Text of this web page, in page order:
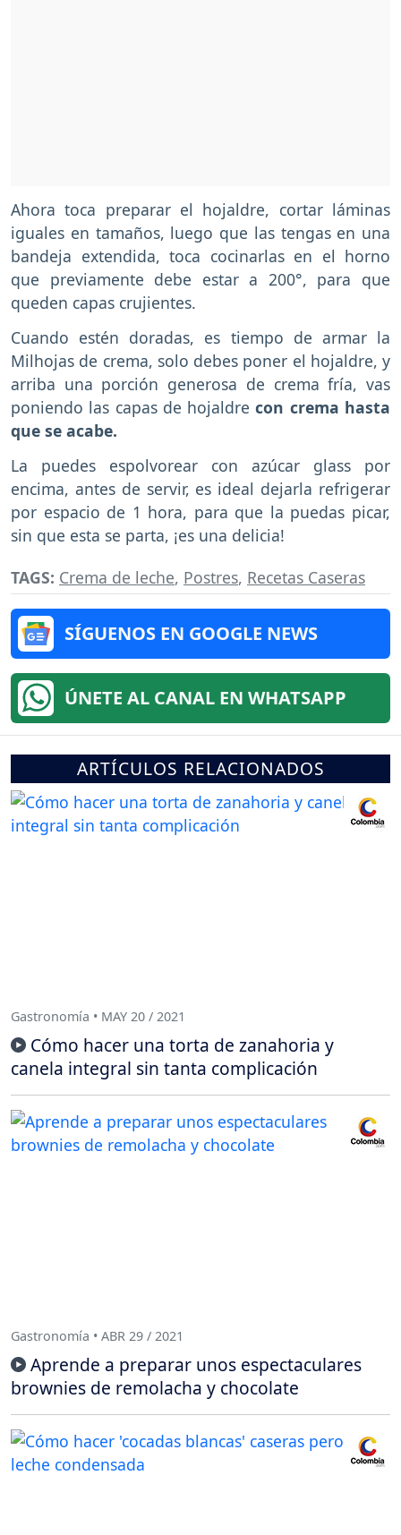
Ahora toca preparar el hojaldre, cortar láminas
iguales en tamaños, luego que las tengas en una
bandeja extendida, toca cocinarlas en el horno
que previamente debe estar a 200°, para que
queden capas crujientes.
Cuando estén doradas, es tiempo de armar la
Milhojas de crema, solo debes poner el hojaldre, y
arriba una porción generosa de crema fría, vas
poniendo las capas de hojaldre con crema hasta
que se acabe.
La puedes espolvorear con azúcar glass por
encima, antes de servir, es ideal dejarla refrigerar
por espacio de 1 hora, para que la puedas picar,
sin que esta se parta, ¡es una delicia!
TAGS: Crema de leche, Postres, Recetas Caseras
SÍGUENOS EN GOOGLE NEWS
ÚNETE AL CANAL EN WHATSAPP
ARTÍCULOS RELACIONADOS
Gastronomía • MAY 20 / 2021
Cómo hacer una torta de zanahoria y
canela integral sin tanta complicación
Gastronomía • ABR 29 / 2021
Aprende a preparar unos espectaculares
brownies de remolacha y chocolate